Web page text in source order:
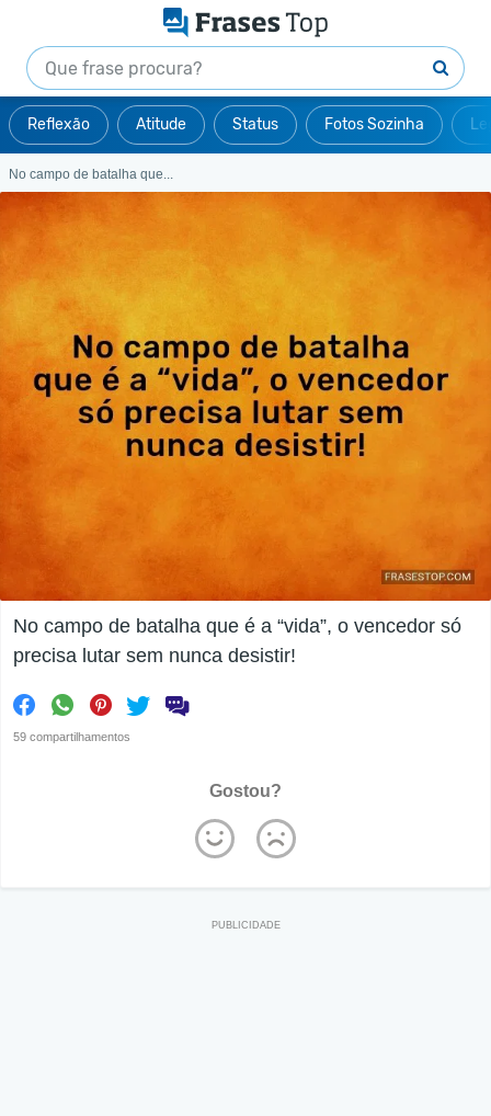
Reflexão Atitude Status Fotos Sozinha
No campo de batalha que...
No campo de batalha que é a “vida”, o vencedor só
precisa lutar sem nunca desistir!
59 compartilhamentos
Gostou?